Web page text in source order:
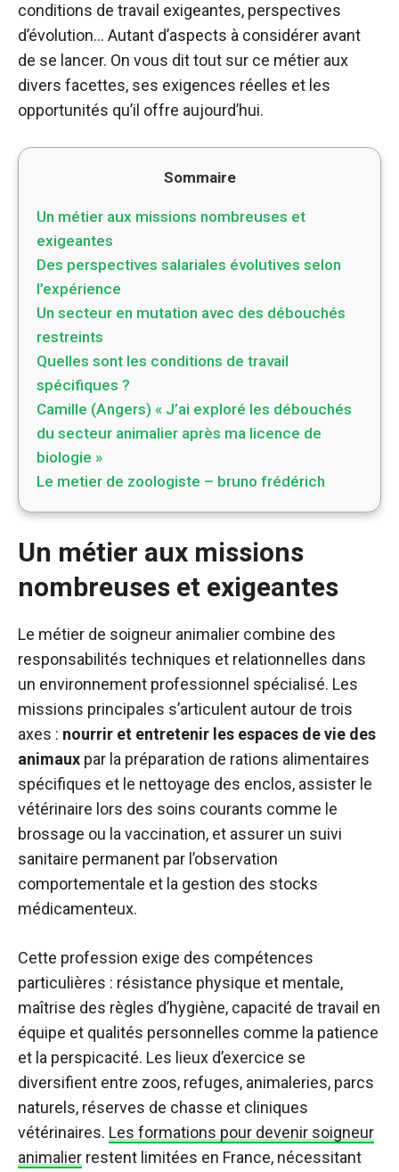
conditions de travail exigeantes, perspectives
d’évolution… Autant d’aspects à considérer avant
de se lancer. On vous dit tout sur ce métier aux
divers facettes, ses exigences réelles et les
opportunités qu’il offre aujourd’hui.
Sommaire
Un métier aux missions nombreuses et
exigeantes
Des perspectives salariales évolutives selon
l’expérience
Un secteur en mutation avec des débouchés
restreints
Quelles sont les conditions de travail
spécifiques ?
Camille (Angers) « J’ai exploré les débouchés
du secteur animalier après ma licence de
biologie »
Le metier de zoologiste – bruno frédérich
Un métier aux missions
nombreuses et exigeantes
Le métier de soigneur animalier combine des
responsabilités techniques et relationnelles dans
un environnement professionnel spécialisé. Les
missions principales s’articulent autour de trois
axes : nourrir et entretenir les espaces de vie des
animaux par la préparation de rations alimentaires
spécifiques et le nettoyage des enclos, assister le
vétérinaire lors des soins courants comme le
brossage ou la vaccination, et assurer un suivi
sanitaire permanent par l’observation
comportementale et la gestion des stocks
médicamenteux.
Cette profession exige des compétences
particulières : résistance physique et mentale,
maîtrise des règles d’hygiène, capacité de travail en
équipe et qualités personnelles comme la patience
et la perspicacité. Les lieux d’exercice se
diversifient entre zoos, refuges, animaleries, parcs
naturels, réserves de chasse et cliniques
vétérinaires. Les formations pour devenir soigneur
animalier restent limitées en France, nécessitant